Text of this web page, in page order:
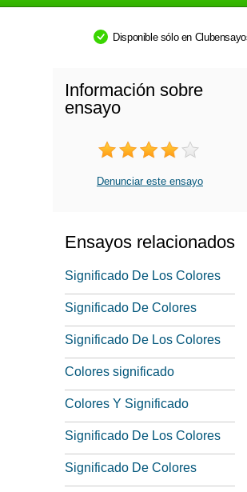
Disponible sólo en
Información sobre
ensayo
Denunciar este ensayo
Ensayos relacionados
Significado De Los Colores
Significado De Colores
Significado De Los Colores
Colores significado
Colores Y Significado
Significado De Los Colores
Significado De Colores